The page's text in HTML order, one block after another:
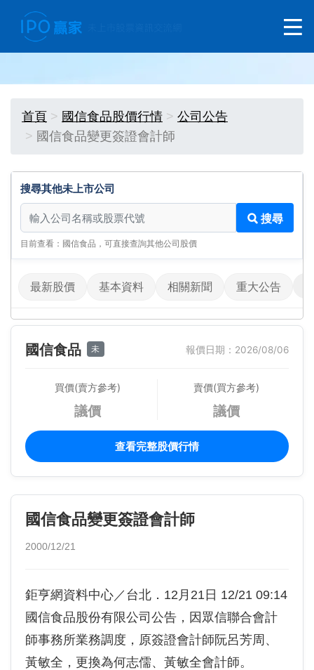
首頁 國信食品股價行情
公司公告
國信食品變更簽證會計師
搜尋其他未上市公司
搜尋其他未上市公司
搜尋
目前查看：國信食品，可直接查詢其他公司股價
最新股價 基本資料 相關新聞 重大公告
國信食品 未 報價日期：2026/08/06
買價(賣方參考)
議價
賣價(買方參考)
議價
查看完整股價行情
國信食品變更簽證會計師
2000/12/21
鉅亨網資料中心／台北．12月21日 12/21 09:14
國信食品股份有限公司公告，因眾信聯合會計
師事務所業務調度，原簽證會計師阮呂芳周、
黃敏全，更換為何志儒、黃敏全會計師。